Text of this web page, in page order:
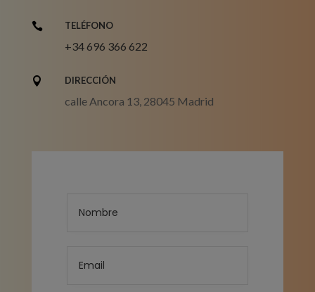
 TELÉFONO
+34 696 366 622
 DIRECCIÓN
calle Ancora 13, 28045 Madrid